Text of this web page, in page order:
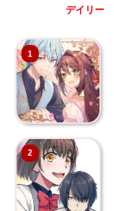
デイリー
1
2